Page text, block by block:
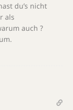
du’s nicht
als
auch ?